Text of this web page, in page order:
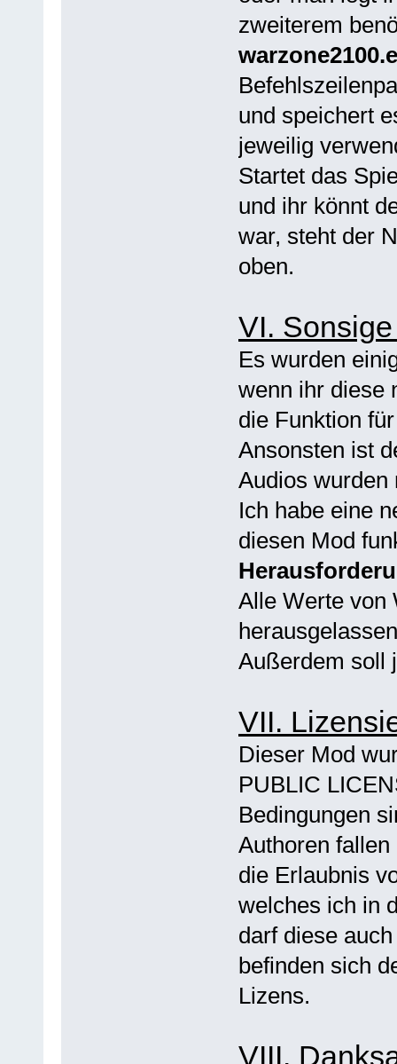
zweiterem
und speichert
jeweilig
Startet das
und ihr könnt
war, steht der
oben.
VI.
Es wurden
wenn ihr diese
die Funktion
Ansonsten ist
Audios wurden
Ich habe eine
diesen Mod
Alle Werte von
Außerdem soll
VII.
Dieser Mod
PUBLIC
Bedingungen
Authoren
die Erlaubnis
welches ich in
darf diese
befinden sich
Lizens.
VIII.